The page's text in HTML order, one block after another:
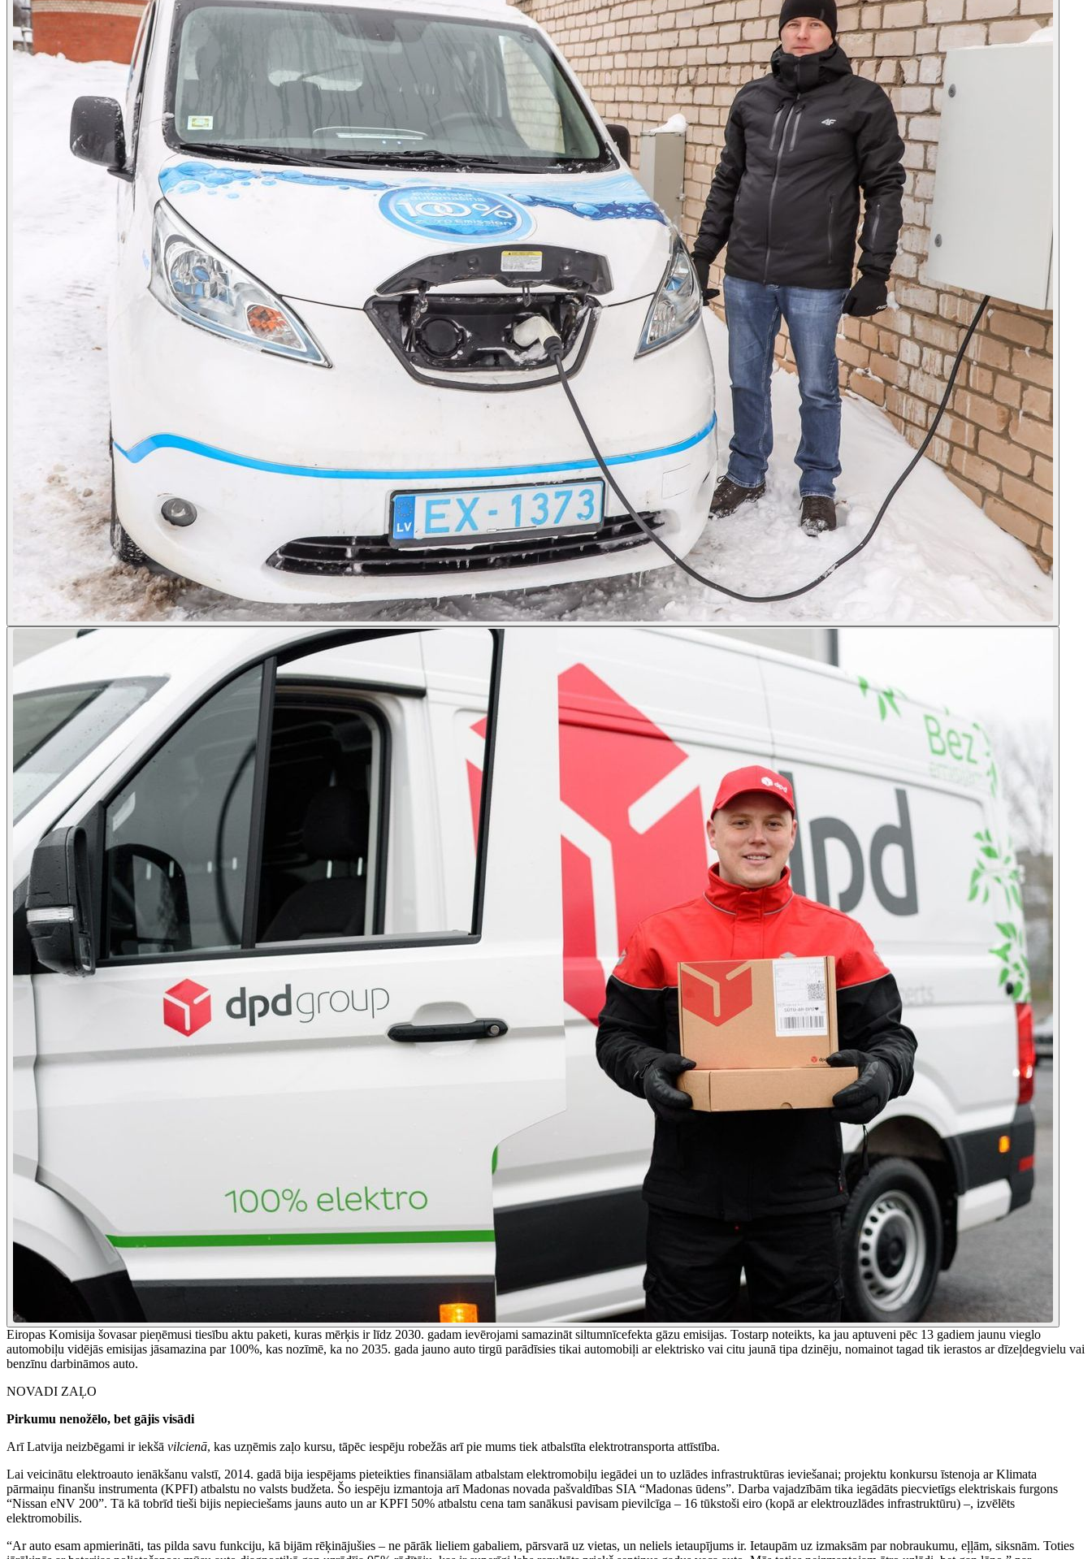
Eiropas Komisija šovasar pieņēmusi tiesību aktu paketi, kuras mērķis ir līdz 2030. gadam ievērojami samazināt siltumnīcefekta gāzu emisijas. Tostarp noteikts, ka jau aptuveni pēc 13 gadiem jaunu vieglo
automobiļu vidējās emisijas jāsamazina par 100%, kas nozīmē, ka no 2035. gada jauno auto tirgū parādīsies tikai automobiļi ar elektrisko vai citu jaunā tipa dzinēju, nomainot tagad tik ierastos ar dīzeļdegvielu vai
benzīnu darbināmos auto.
NOVADI ZAĻO
Pirkumu nenožēlo, bet gājis visādi
Arī Latvija neizbēgami ir iekšā vilcienā, kas uzņēmis zaļo kursu, tāpēc iespēju robežās arī pie mums tiek atbalstīta elektrotransporta attīstība.
Lai veicinātu elektroauto ienākšanu valstī, 2014. gadā bija iespējams pieteikties finansiālam atbalstam elektromobiļu iegādei un to uzlādes infrastruktūras ieviešanai; projektu konkursu īstenoja ar Klimata
pārmaiņu finanšu instrumenta (KPFI) atbalstu no valsts budžeta. Šo iespēju izmantoja arī Madonas novada pašvaldības SIA “Madonas ūdens”. Darba vajadzībām tika iegādāts piecvietīgs elektriskais furgons
“Nissan eNV 200”. Tā kā tobrīd tieši bijis nepieciešams jauns auto un ar KPFI 50% atbalstu cena tam sanākusi pavisam pievilcīga – 16 tūkstoši eiro (kopā ar elektrouzlādes infrastruktūru) –, izvēlēts
elektromobilis.
“Ar auto esam apmierināti, tas pilda savu funkciju, kā bijām rēķinājušies – ne pārāk lieliem gabaliem, pārsvarā uz vietas, un neliels ietaupījums ir. Ietaupām uz izmaksām par nobraukumu, eļļām, siksnām. Toties